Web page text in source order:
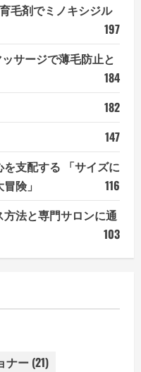
毛剤でミノキシジル
197
サージで薄毛防止と
184
182
147
支配する 「サイズに
険」
116
法と専門サロンに通
103
ナー (21)